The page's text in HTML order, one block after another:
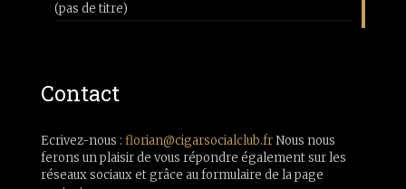
(pas de titre)
Contact
Ecrivez-nous : florian@cigarsocialclub.frNous nous
ferons un plaisir de vous répondre également sur les
réseaux sociaux et grâce au formulaire de la page